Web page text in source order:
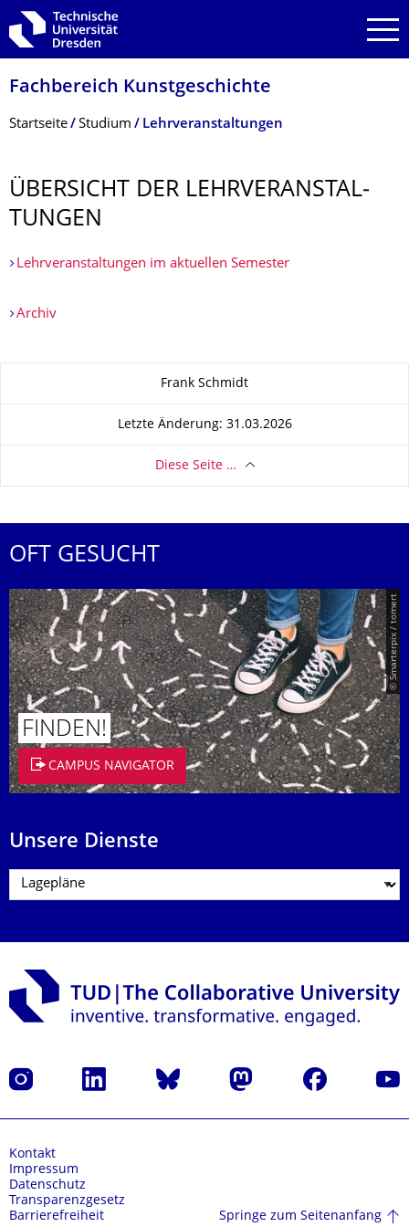
Zur Hauptnavigation springen
Zur Suche springen
Zum Inhalt springen
Fachbereich Kunstgeschichte
Breadcrumb-Menü
Startseite Studium Lehrveranstaltungen
ÜBERSICHT DER LEHRVERANSTAL­
TUNGEN
Lehrveranstaltungen im aktuellen Semester
Archiv
Frank Schmidt
Letzte Änderung: 31.03.2026
Diese Seite …
OFT GESUCHT
© Smarterpix / tomert
FINDEN!
CAMPUS NAVIGATOR
Unsere Dienste
Instagram LinkedIn Bluesky Mastodon Facebook
Kontakt
Impressum
Datenschutz
Transparenzgesetz
Barrierefreiheit
Springe zum Seitenanfang